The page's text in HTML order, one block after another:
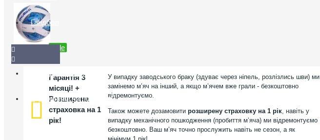
Гандбол
Sale
Опт і дропшиппінг
Оригінал чи підробка?
Гарантія 3
місяці! +
Розширена
страховка на 1
рік!
У випадку заводського браку (здуває через ніпель, розлізлись шви) ми
замінемо мʼяч на інший, а якщо мʼячем вже грали - безкоштовно
відремонтуємо.
Також можете дозамовитирозширену страховку на 1 рік, навіть у
випадку механічного пошкодження (пробиття мʼяча) ми відремонтуємо
безкоштовно. Ваш мʼяч точно прослужить навіть не сезон, а як